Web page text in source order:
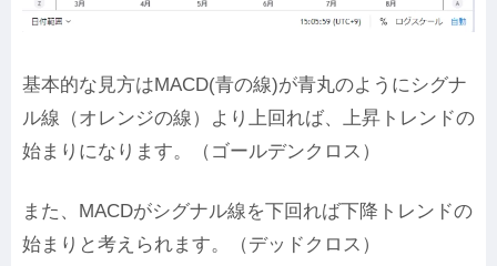
基本的な見方はMACD(青の線)が青丸のようにシグナ
ル線（オレンジの線）より上回れば、上昇トレンドの
始まりになります。（ゴールデンクロス）
また、MACDがシグナル線を下回れば下降トレンドの
始まりと考えられます。（デッドクロス）